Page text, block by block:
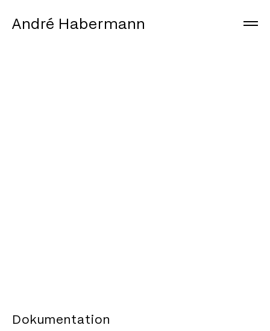
André Habermann
Dokumentation